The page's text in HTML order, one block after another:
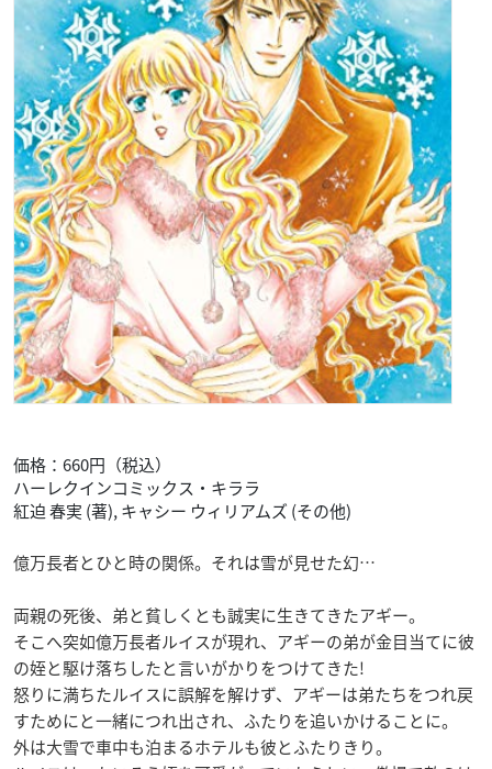
価格：660円（税込）
ハーレクインコミックス・キララ
紅迫 春実 (著), キャシー ウィリアムズ (その他)
億万長者とひと時の関係。それは雪が見せた幻…
両親の死後、弟と貧しくとも誠実に生きてきたアギー。
そこへ突如億万長者ルイスが現れ、アギーの弟が金目当てに彼
の姪と駆け落ちしたと言いがかりをつけてきた!
怒りに満ちたルイスに誤解を解けず、アギーは弟たちをつれ戻
すためにと一緒につれ出され、ふたりを追いかけることに。
外は大雪で車中も泊まるホテルも彼とふたりきり。